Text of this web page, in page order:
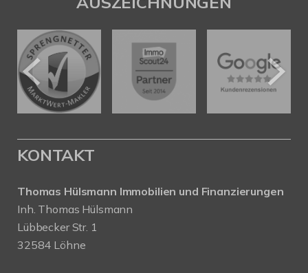
KONTAKT
Thomas Hülsmann Immobilien und Finanzierungen
Inh. Thomas Hülsmann
Lübbecker Str. 1
32584 Löhne